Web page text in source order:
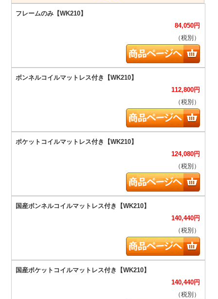
84,050円
（税別）
112,800円
（税別）
124,080円
（税別）
140,440円
（税別）
140,440円
（税別）